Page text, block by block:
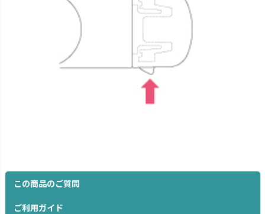
この商品のご質問
ご利用ガイド